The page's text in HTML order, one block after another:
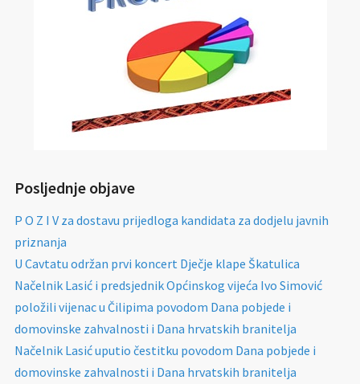
Posljednje objave
P O Z I V za dostavu prijedloga kandidata za dodjelu javnih
priznanja
U Cavtatu održan prvi koncert Dječje klape Škatulica
Načelnik Lasić i predsjednik Općinskog vijeća Ivo Simović
položili vijenac u Čilipima povodom Dana pobjede i
domovinske zahvalnosti i Dana hrvatskih branitelja
Načelnik Lasić uputio čestitku povodom Dana pobjede i
domovinske zahvalnosti i Dana hrvatskih branitelja